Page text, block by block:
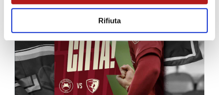
Rifiuta